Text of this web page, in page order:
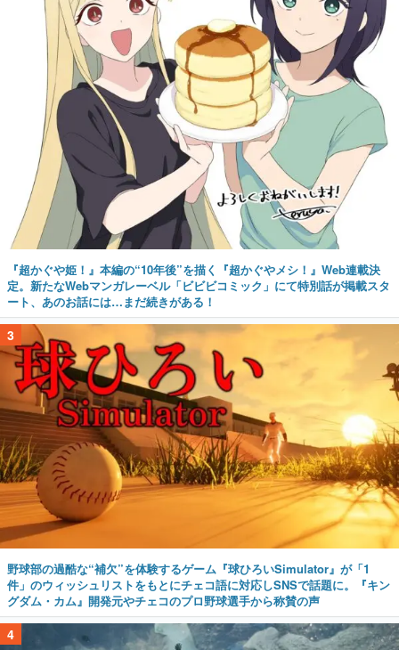
『超かぐや姫！』本編の“10年後”を描く『超かぐやメシ！』Web連載決
定。新たなWebマンガレーベル「ビビビコミック」にて特別話が掲載スタ
ート、あのお話には…まだ続きがある！
3
野球部の過酷な“補欠”を体験するゲーム『球ひろいSimulator』が「1
件」のウィッシュリストをもとにチェコ語に対応しSNSで話題に。『キン
グダム・カム』開発元やチェコのプロ野球選手から称賛の声
4